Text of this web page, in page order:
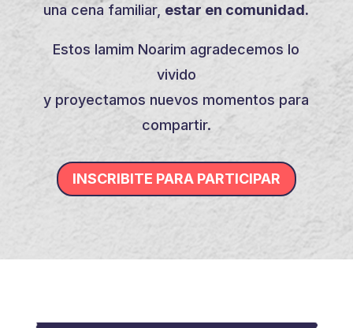
una cena familiar, estar en comunidad.
Estos Iamim Noarim agradecemos lo
vivido
y proyectamos nuevos momentos para
compartir.
INSCRIBITE PARA PARTICIPAR